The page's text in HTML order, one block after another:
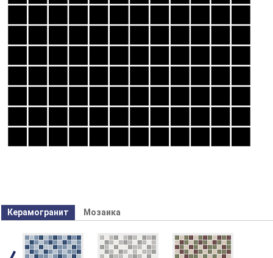
Керамогранит Мозаика